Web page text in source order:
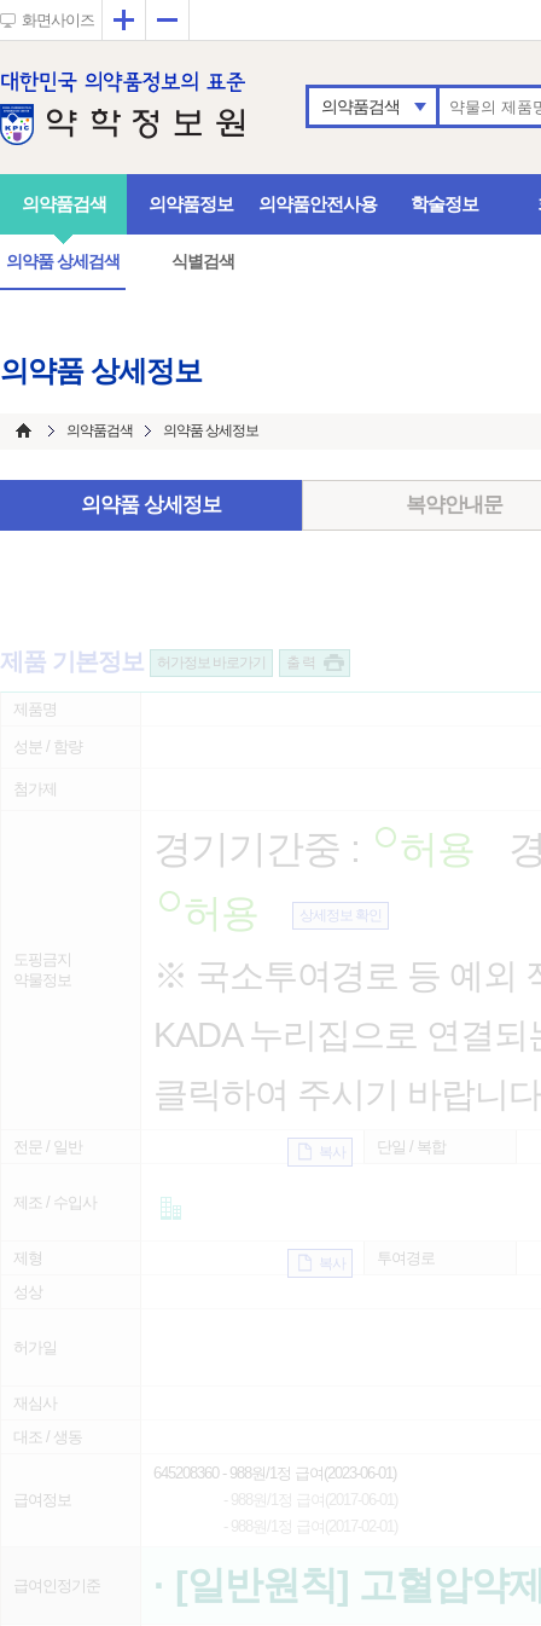
화면사이즈 확대
의약품검색
의약품검색
의약품 상세검색 식별검색
의약품정보 의약품안전사용 학술정보
의약품 상세정보
의약품검색 의약품 상세정보
의약품 상세정보 복약안내문
제품 기본정보 허가정보 바로가기 출 력
제품명
성분 / 함량
첨가제
도핑금지
약물정보
경기기간중 : 허용
허용
상세정보 확인
※ 국소투여경로 등 예외
KADA 누리집으로 연결
클릭하여 주시기 바랍니
전문 / 일반 복사 단일 / 복합
제조 / 수입사
제형 복사
투여경로
성상
허가일
재심사
대조 / 생동
급여정보
645208360- 988원/1정 급여(2023-06-01)
- 988원/1정 급여(2017-06-01)
- 988원/1정 급여(2017-02-01)
급여인정기준 · [일반원칙] 고혈압약